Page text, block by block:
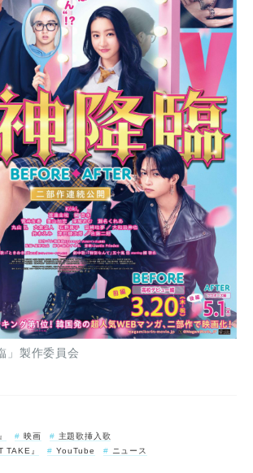
」製作委員会
映画
主題歌挿入歌
TAKE』
YouTube ニュース